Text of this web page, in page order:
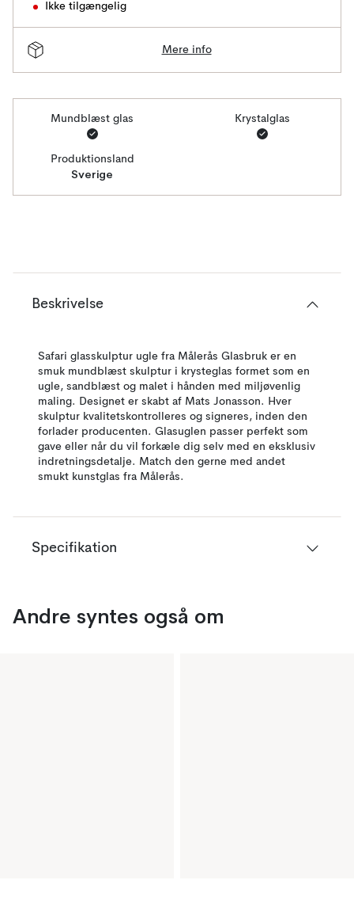
Ikke tilgængelig
Mere info
Mundblæst glas Krystalglas
Produktionsland
Sverige
Beskrivelse
Safari glasskulptur ugle fra Målerås Glasbruk er en
smuk mundblæst skulptur i krysteglas formet som en
ugle, sandblæst og malet i hånden med miljøvenlig
maling. Designet er skabt af Mats Jonasson. Hver
skulptur kvalitetskontrolleres og signeres, inden den
forlader producenten. Glasuglen passer perfekt som
gave eller når du vil forkæle dig selv med en eksklusiv
indretningsdetalje. Match den gerne med andet
smukt kunstglas fra Målerås.
Specifikation
Andre syntes også om